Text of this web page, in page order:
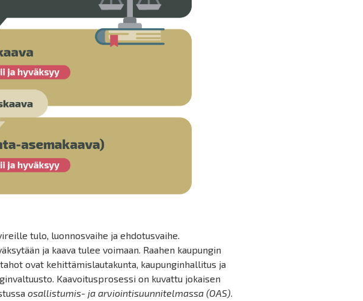
tulo, luonnosvaihe ja ehdotusvaihe.
ja kaava tulee voimaan. Raahen kaupungin
ovat kehittämislautakunta, kaupunginhallitus ja
Kaavoitusprosessi on kuvattu jokaisen
osallistumis- ja arviointisuunnitelmassa (OAS).